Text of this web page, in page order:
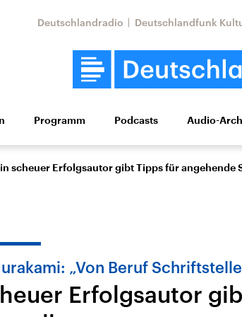
Deutschlandradio Deutschlandfunk
Wirtschaft Wissen Kultur
Musik
USA
Nahostkonflikt
Aktuelle Lage und
Programm Podcasts Audio-
scheuer Erfolgsautor gibt Tipps für angehende
„Von Beruf
Erfolgsautor